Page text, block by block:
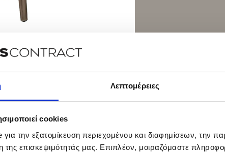
Λεπτομέρειες
cookies
την εξατομίκευση περιεχομένου και διαφημίσεων, την
της επισκεψιμότητάς μας. Επιπλέον, μοιραζόμαστε